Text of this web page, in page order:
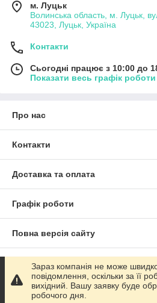
м. Луцьк
Волинська область, м. Луцьк,
43023, Луцьк, Україна
Контакти
Сьогодні працює з 10:00 до
Показати весь графік роботи
Про нас
Контакти
Доставка та оплата
Графік роботи
Повна версія сайту
Сайт створено на маркетплейсі
Політика конфіденційності
Зараз компанія не може
повідомлення, оскільки за її
вихідний. Вашу заявку буде
робочого дня.